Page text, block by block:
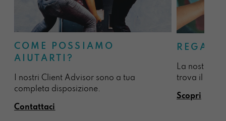
COME POSSIAMO
AIUTARTI?
I nostri Client Advisor sono a tua
completa disposizione.
Contattaci
La nostra
trova il
Scopri